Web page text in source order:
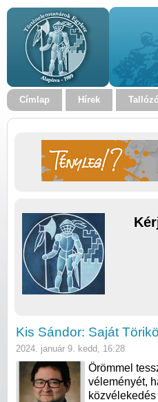
Címlap Hírek
Kis Sándor: Saját
2024. január 9. kedd, 16:28
Örömmel
véleményét,